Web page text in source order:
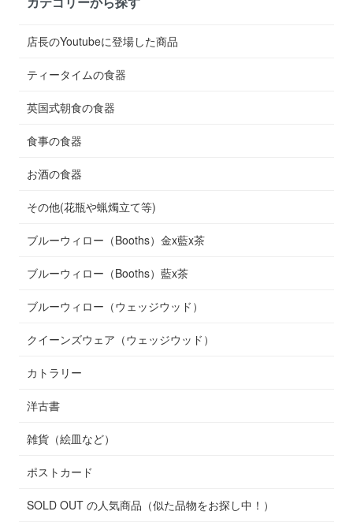
店長のYoutubeに登場した商品
ティータイムの食器
英国式朝食の食器
食事の食器
お酒の食器
その他(花瓶や蝋燭立て等)
ブルーウィロー（Booths）金x藍x茶
ブルーウィロー（Booths）藍x茶
ブルーウィロー（ウェッジウッド）
クイーンズウェア（ウェッジウッド）
カトラリー
洋古書
雑貨（絵皿など）
ポストカード
SOLD OUT の人気商品（似た品物をお探し中！）